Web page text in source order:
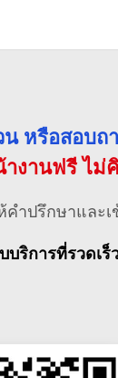
หรือสอบถ
งานฟรี ไม่
ำปรึกษาและ
บริการที่รวดเ